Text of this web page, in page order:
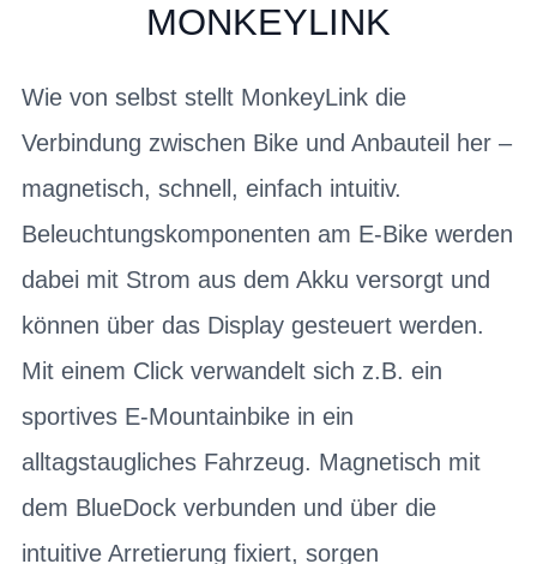
MONKEYLINK
Wie von selbst stellt MonkeyLink die
Verbindung zwischen Bike und Anbauteil her –
magnetisch, schnell, einfach intuitiv.
Beleuchtungskomponenten am E-Bike werden
dabei mit Strom aus dem Akku versorgt und
können über das Display gesteuert werden.
Mit einem Click verwandelt sich z.B. ein
sportives E-Mountainbike in ein
alltagstaugliches Fahrzeug. Magnetisch mit
dem BlueDock verbunden und über die
intuitive Arretierung fixiert, sorgen